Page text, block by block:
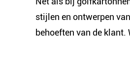
stijlen en ontwerpen
behoeften van de klant.